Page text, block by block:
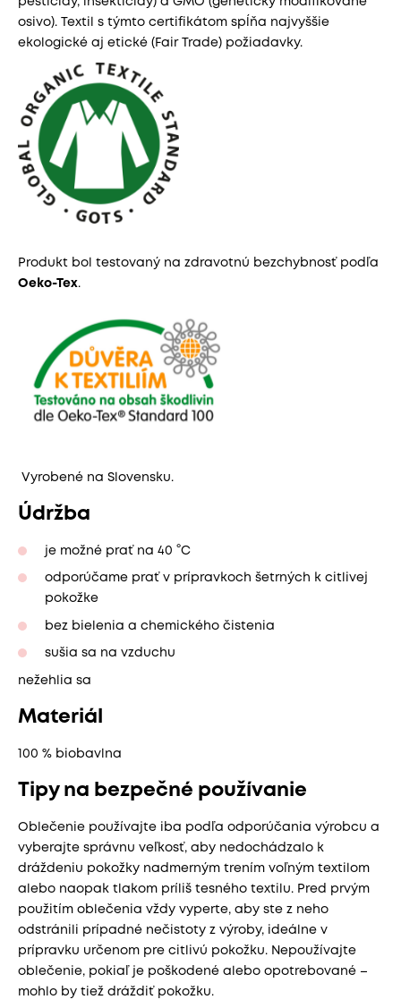
osivo). Textil s týmto certifikátom spĺňa najvyššie
ekologické aj etické (Fair Trade) požiadavky.
Produkt bol testovaný na zdravotnú bezchybnosť podľa
Oeko-Tex.
Vyrobené na Slovensku.
Údržba
je možné prať na 40 °C
odporúčame prať v prípravkoch šetrných k citlivej
pokožke
bez bielenia a chemického čistenia
sušia sa na vzduchu
nežehlia sa
Materiál
100 % biobavlna
Tipy na bezpečné používanie
Oblečenie používajte iba podľa odporúčania výrobcu a
vyberajte správnu veľkosť, aby nedochádzalo k
dráždeniu pokožky nadmerným trením voľným textilom
alebo naopak tlakom príliš tesného textilu. Pred prvým
použitím oblečenia vždy vyperte, aby ste z neho
odstránili prípadné nečistoty z výroby, ideálne v
prípravku určenom pre citlivú pokožku. Nepoužívajte
oblečenie, pokiaľ je poškodené alebo opotrebované –
mohlo by tiež dráždiť pokožku.